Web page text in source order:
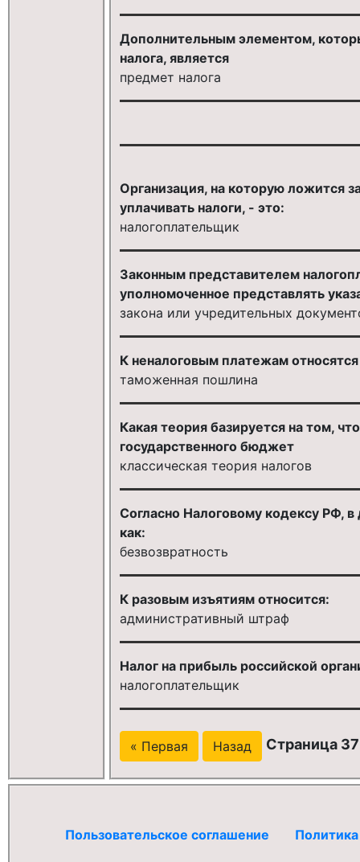
Дополнительным элементом,
налога, является
предмет налога
Организация, на которую ложится
уплачивать налоги, - это:
налогоплательщик
Законным представителем
уполномоченное представлять
закона или учредительных
К неналоговым платежам относятся
таможенная пошлина
Какая теория базируется на том,
государственного бюджет
классическая теория налогов
Согласно Налоговому кодексу РФ,
как:
безвозвратность
К разовым изъятиям относится:
административный штраф
Налог на прибыль российской
налогоплательщик
« Первая Назад Страница 37
Пользовательское соглашение